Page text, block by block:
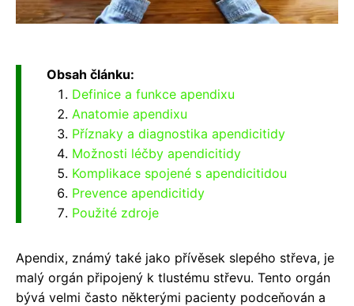
Obsah článku:
Definice a funkce apendixu
Anatomie apendixu
Příznaky a diagnostika apendicitidy
Možnosti léčby apendicitidy
Komplikace spojené s apendicitidou
Prevence apendicitidy
Použité zdroje
Apendix, známý také jako přívěsek slepého střeva, je
malý orgán připojený k tlustému střevu. Tento orgán
bývá velmi často některými pacienty podceňován a